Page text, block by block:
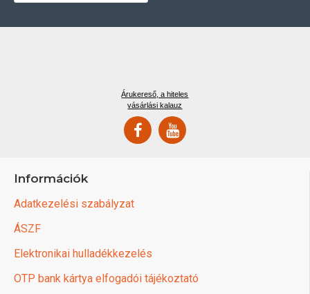
Árukereső, a hiteles
vásárlási kalauz
Információk
Adatkezelési szabályzat
ÁSZF
Elektronikai hulladékkezelés
OTP bank kártya elfogadói tájékoztató